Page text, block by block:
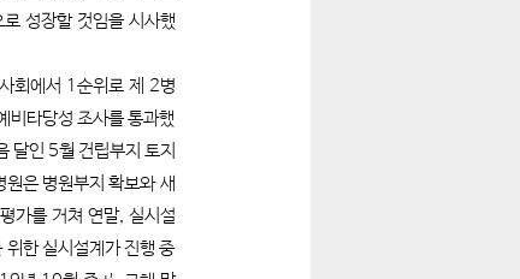
성장할 것임을 시사했
회에서 1순위로 제 2병
타당성 조사를 통과했
달인 5월 건립부지 토지
은 병원부지 확보와 새
가를 거쳐 연말, 실시설
한 실시설계가 진행 중